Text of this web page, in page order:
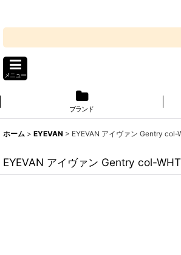
メニュー
ブランド
ホーム > EYEVAN > EYEVAN アイヴァン Gentry
EYEVAN アイヴァン Gentry col-